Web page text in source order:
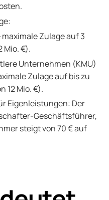
Zulage auf 3
Mio. €).
Unternehmen (KMU)
Zulage auf bis zu
12 Mio. €).
Eigenleistungen: Der
Geschäftsführer,
steigt von 70 € auf